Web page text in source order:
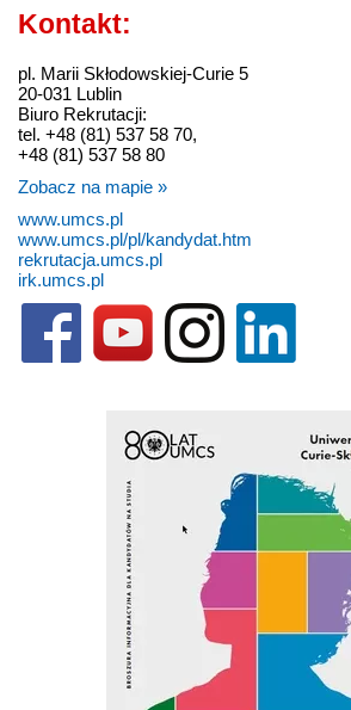
Kontakt:
pl. Marii Skłodowskiej-Curie 5
20-031 Lublin
Biuro Rekrutacji:
tel. +48 (81) 537 58 70,
+48 (81) 537 58 80
Zobacz na mapie »
www.umcs.pl
www.umcs.pl/pl/kandydat.htm
rekrutacja.umcs.pl
irk.umcs.pl